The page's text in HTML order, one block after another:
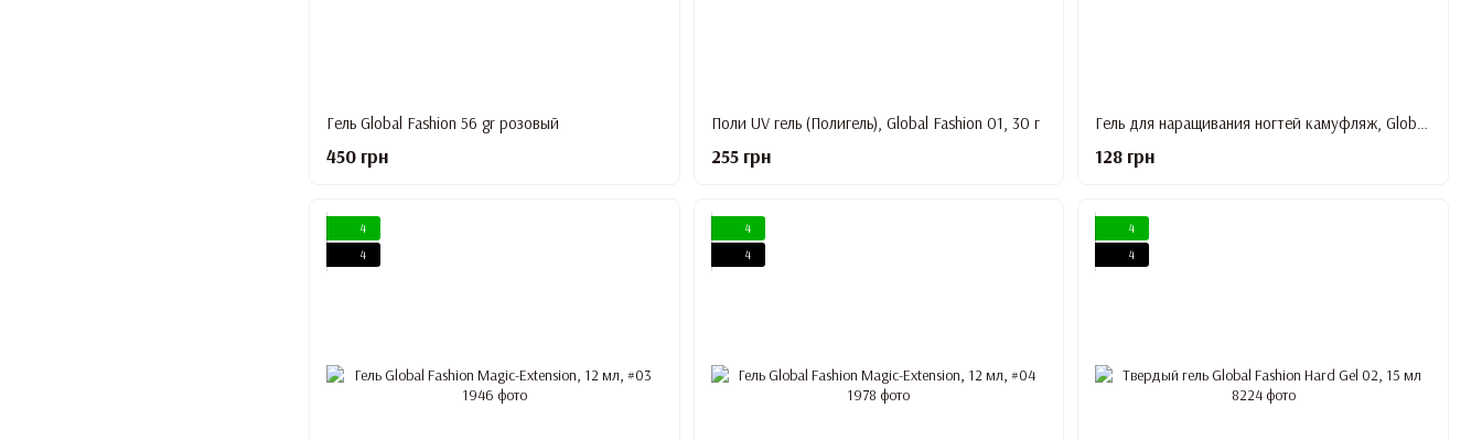
Гель Global Fashion 56 gr розовый
450 грн
Поли UV гель (Полигель), Global Fashion 01, 30 г
255 грн
Гель для наращивания ногтей камуфляж, Global Fashion Tea Rose 15 г.
128 грн
4
4
4
4
4
4